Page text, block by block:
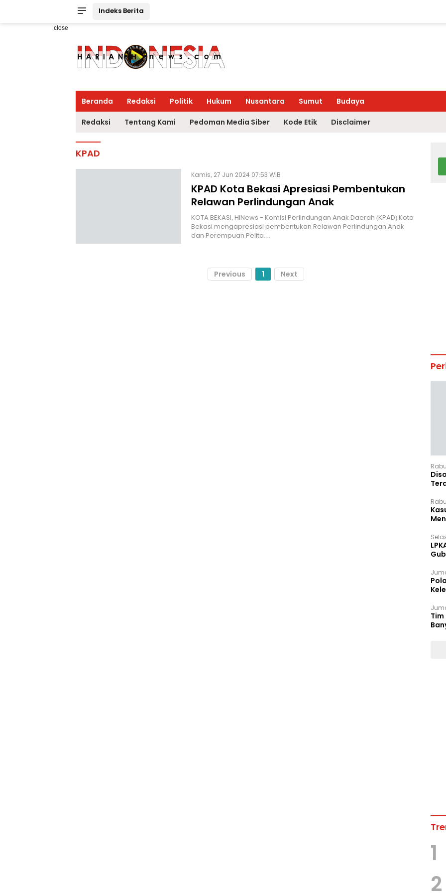
Indeks Berita
close
Beranda Redaksi Politik Hukum Nusantara Sumut Budaya
Redaksi Tentang Kami Pedoman Media Siber Kode Etik Disclaimer
KPAD
Kamis, 27 Jun 2024 07:53 WIB
KPAD Kota Bekasi Apresiasi Pembentukan
Relawan Perlindungan Anak
KOTA BEKASI, HINews - Komisi Perlindungan Anak Daerah (KPAD) Kota
Bekasi mengapresiasi pembentukan Relawan Perlindungan Anak
dan Perempuan Pelita…
Previous 1 Next
Tim
1
2